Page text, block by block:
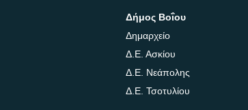
Δήμος Βοΐου
Δημαρχείο
Δ.Ε. Ασκίου
Δ.Ε. Νεάπολης
Δ.Ε. Τσοτυλίου